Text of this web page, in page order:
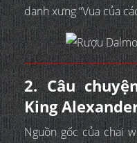
danh xưng “Vua của
2. Câu
King
Nguồn gốc của chai